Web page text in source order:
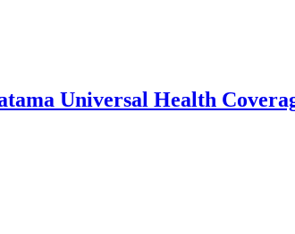
Universal Health